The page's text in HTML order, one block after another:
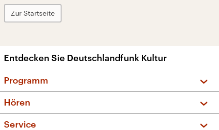
Zur Startseite
Entdecken Sie Deutschlandfunk Kultur
Programm
Sendungen und Podcasts
Hören
Service